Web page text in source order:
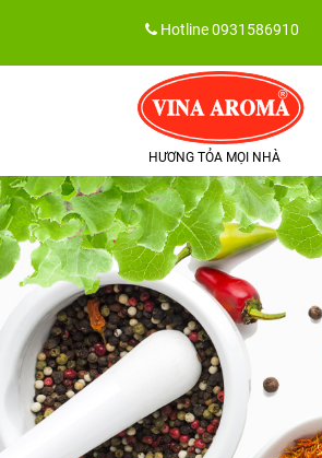
content
Hotline0931586910
HƯƠNG TỎA MỌI NHÀ